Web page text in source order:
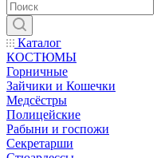
Каталог
КОСТЮМЫ
Горничные
Зайчики и Кошечки
Медсёстры
Полицейские
Рабыни и госпожи
Секретарши